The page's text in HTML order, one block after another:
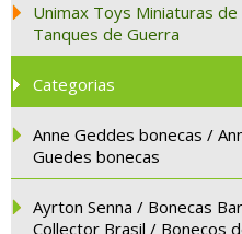
Unimax Toys Miniaturas de
Tanques de Guerra
Categorias
Anne Geddes bonecas /
Guedes bonecas
Ayrton Senna / Bonecas
Collector Brasil / Bonecos